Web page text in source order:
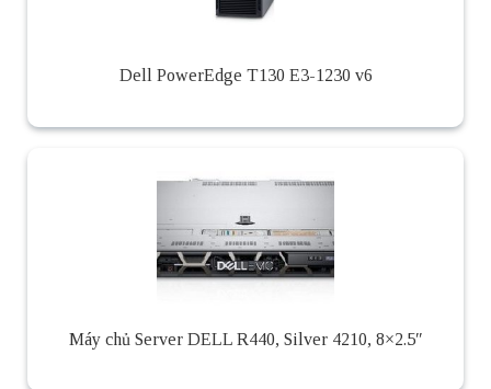
Dell PowerEdge T130 E3-1230 v6
Máy chủ Server DELL R440, Silver 4210, 8×2.5″